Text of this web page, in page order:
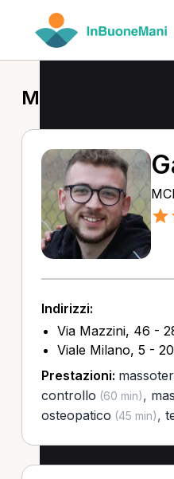
MCB a Novara
Indirizzi:
Via Mazzini, 46 -
Viale Milano, 5 -
Prestazioni:
controllo (60 min),
osteopatico (45 min),